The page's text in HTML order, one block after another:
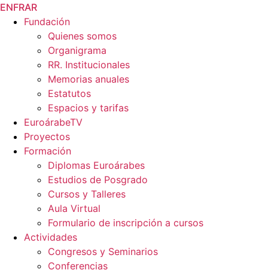
ENFRAR
Fundación
Quienes somos
Organigrama
RR. Institucionales
Memorias anuales
Estatutos
Espacios y tarifas
EuroárabeTV
Proyectos
Formación
Diplomas Euroárabes
Estudios de Posgrado
Cursos y Talleres
Aula Virtual
Formulario de inscripción a cursos
Actividades
Congresos y Seminarios
Conferencias